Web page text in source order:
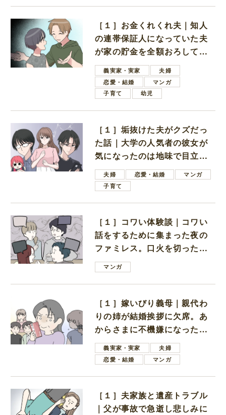
［１］お金くれくれ夫｜知人
の連帯保証人になっていた夫
が家の貯金を全額おろしてほ
しいと言ってきた
義実家・実家
夫婦
恋愛・結婚
マンガ
子育て
幼児
［１］垢抜けた夫がクズだっ
た話｜大学の人気者の彼女が
気になったのは地味で目立た
ない男子学生
夫婦 恋愛・結婚
マンガ
子育て
［１］コワい体験談｜コワい
話をするために集まった夜の
ファミレス。口火を切ったの
は電車好きの男の子ママ
マンガ
［１］嫁いびり義母｜親代わ
りの姉が結婚挨拶に欠席。あ
からさまに不機嫌になった義
母義実家・実家
夫婦
恋愛・結婚
マンガ
［１］夫家族と遺産トラブル
｜父が事故で急逝し悲しみに